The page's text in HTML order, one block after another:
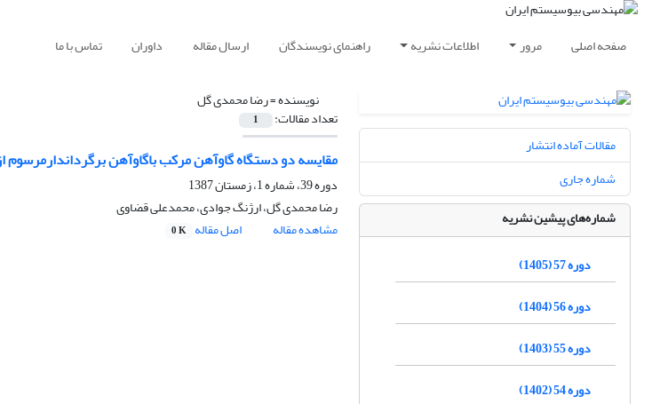
صفحه اصلی مرور اطلاعات نشریه راهنمای نویسندگان ارسال مقاله داوران تماس با ما
نویسنده =رضا محمدی گل
تعداد مقالات: 1
مقایسه دو دستگاه گاوآهن مرکب باگاوآهن
دوره 39، شماره 1، زمستان 1387
رضا محمدی گل، ارژنگ جوادی، محمدعلی قضاوی
مشاهده مقاله
اصل مقاله 0 K
مقالات آماده انتشار
شماره جاری
شماره‌های پیشین نشریه
دوره 57 (1405)
دوره 56 (1404)
دوره 55 (1403)
دوره 54 (1402)